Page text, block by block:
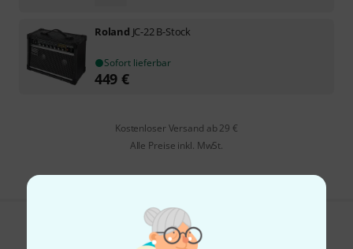
Roland JC-22 B-Stock
Sofort lieferbar
449 €
Kostenloser Versand ab 29 €
Alle Preise inkl. MwSt.
Gefällt Ihnen, was Sie sehen?